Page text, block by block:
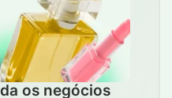
os negócios